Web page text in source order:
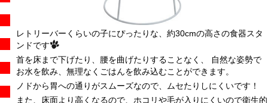
レトリーバーくらいの子にぴったりな、約30cmの高さの食器スタ
ンドです
首を床まで下げたり、腰を曲げたりすることなく、 自然な姿勢で
お水を飲み、無理なくごはんを飲み込むことができます。
ノドから胃への通りがスムーズなので、ムセたりしにくいです！
また、床面より高くなるので、ホコリや毛が入りにくいので衛生的